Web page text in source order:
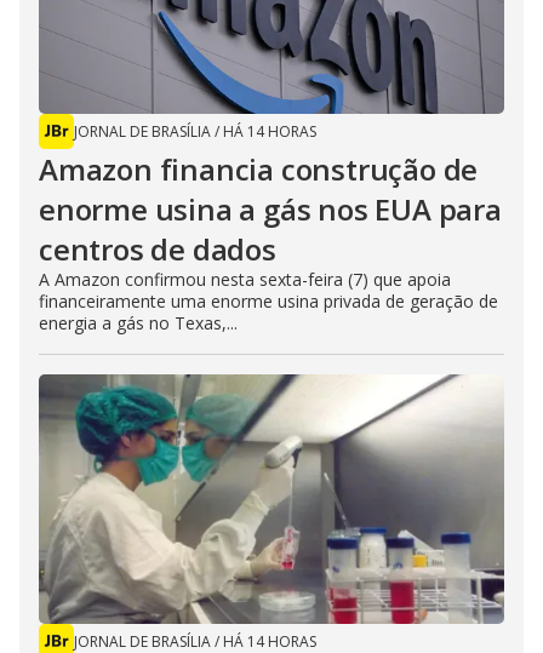
JORNAL DE BRASÍLIA/ HÁ 14 HORAS
Amazon financia construção de
enorme usina a gás nos EUA para
centros de dados
A Amazon confirmou nesta sexta-feira (7) que apoia
financeiramente uma enorme usina privada de geração de
energia a gás no Texas,...
JORNAL DE BRASÍLIA/ HÁ 14 HORAS